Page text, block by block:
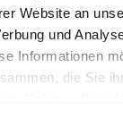
Website an
und
Informationen
die Sie